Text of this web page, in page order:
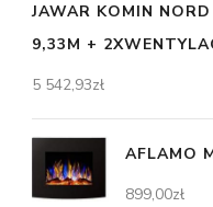
JAWAR KOMIN
9,33M +
5 542,93zł
AFLAMO
899,00zł